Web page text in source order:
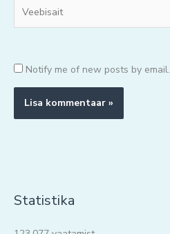
Notify me of new posts by email.
Statistika